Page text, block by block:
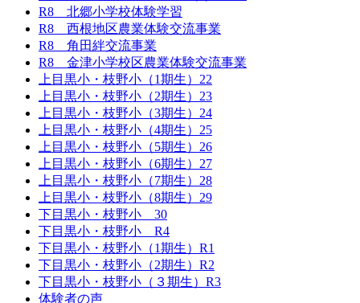
R8 北郷小学校体験学習
R8 西根地区農業体験交流事業
R8 角田絆交流事業
R8 金津小学校区農業体験交流事業
上目黒小・枝野小（1期生）22
上目黒小・枝野小（2期生）23
上目黒小・枝野小（3期生）24
上目黒小・枝野小（4期生）25
上目黒小・枝野小（5期生）26
上目黒小・枝野小（6期生）27
上目黒小・枝野小（7期生）28
上目黒小・枝野小（8期生）29
下目黒小・枝野小 30
下目黒小・枝野小 R4
下目黒小・枝野小（1期生）R1
下目黒小・枝野小（2期生）R2
下目黒小・枝野小（３期生）R3
体験者の声